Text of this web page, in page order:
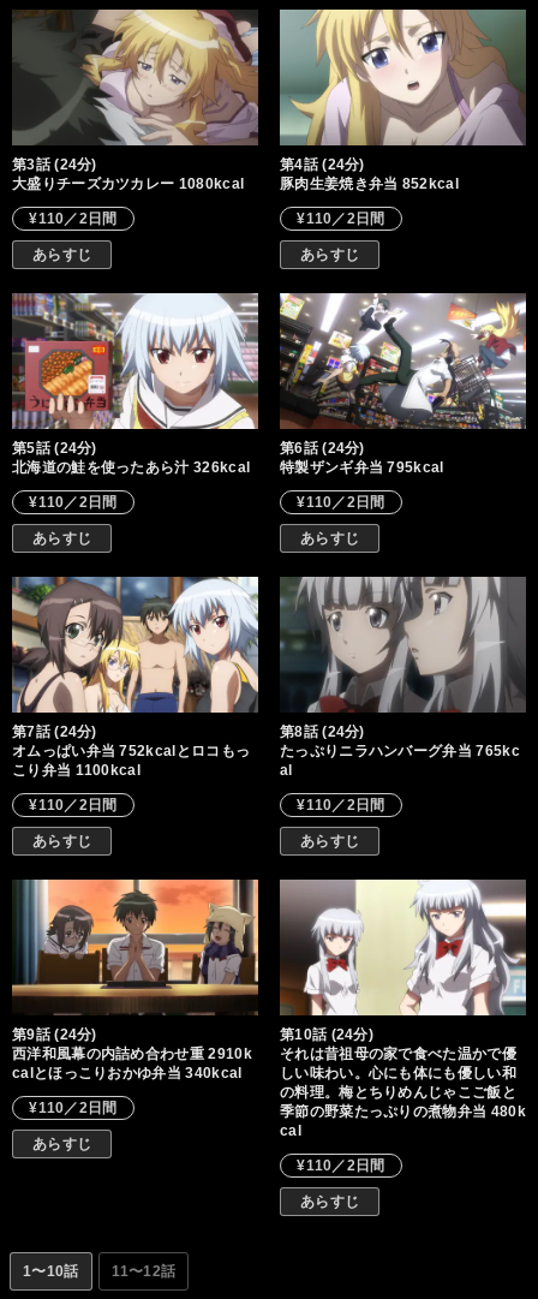
第3話 (24分)
大盛りチーズカツカレー 1080kcal
¥110／2日間
あらすじ
第4話 (24分)
豚肉生姜焼き弁当 852kcal
¥110／2日間
あらすじ
第5話 (24分)
北海道の鮭を使ったあら汁 326kcal
¥110／2日間
あらすじ
第6話 (24分)
特製ザンギ弁当 795kcal
¥110／2日間
あらすじ
第7話 (24分)
オムっぱい弁当 752kcalとロコもっ
こり弁当 1100kcal
¥110／2日間
あらすじ
第8話 (24分)
たっぷりニラハンバーグ弁当 765kc
al
¥110／2日間
あらすじ
第9話 (24分)
西洋和風幕の内詰め合わせ重 2910k
calとほっこりおかゆ弁当 340kcal
¥110／2日間
あらすじ
第10話 (24分)
それは昔祖母の家で食べた温かで優
しい味わい。心にも体にも優しい和
の料理。梅とちりめんじゃこご飯と
季節の野菜たっぷりの煮物弁当 480k
cal
¥110／2日間
あらすじ
1〜10話 11〜12話